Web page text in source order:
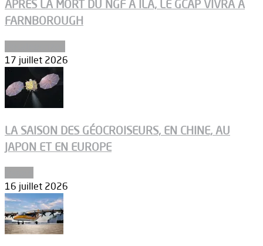
APRÈS LA MORT DU NGF À ILA, LE GCAP VIVRA À
FARNBOROUGH
17 juillet 2026
LA SAISON DES GÉOCROISEURS, EN CHINE, AU
JAPON ET EN EUROPE
16 juillet 2026